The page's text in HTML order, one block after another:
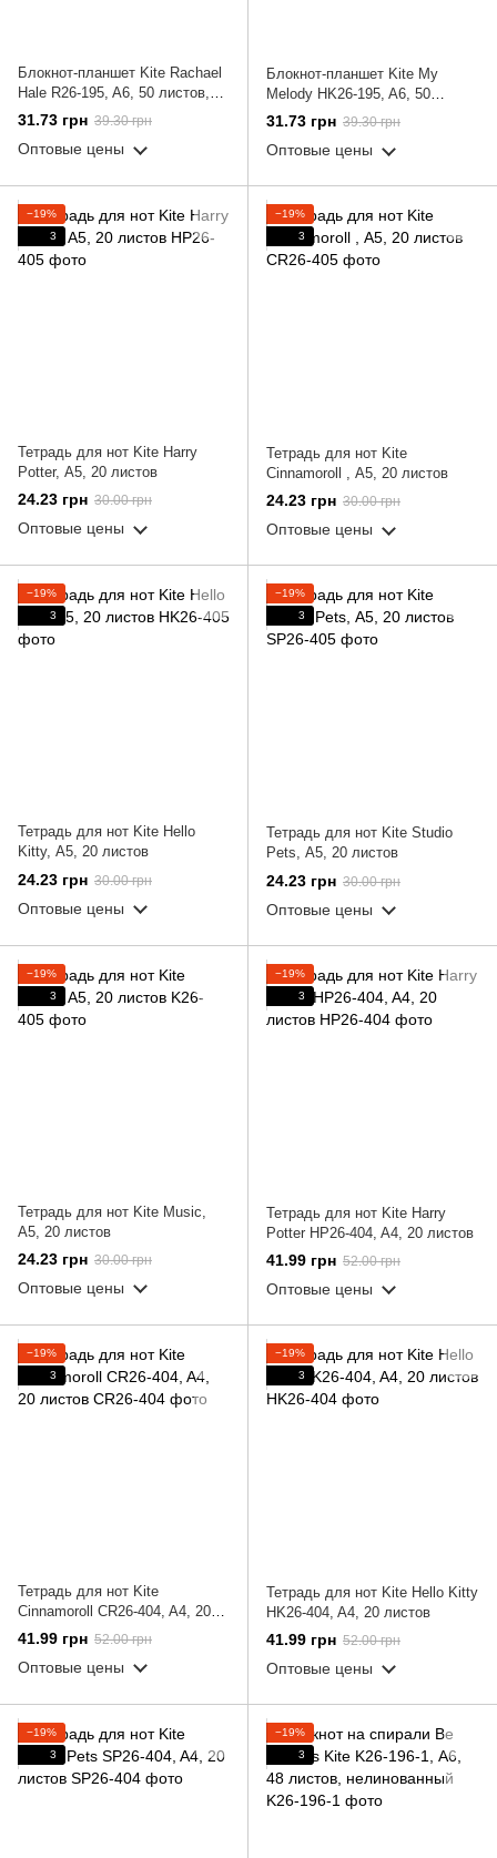
Блокнот-планшет Kite Rachael
Hale R26-195, A6, 50 листов,
нелинованный
31.73 грн 39.30 грн
Оптовые цены
Блокнот-планшет Kite My
Melody HK26-195, A6, 50
листов, нелинованный
31.73 грн 39.30 грн
Оптовые цены
−19%
3
Тетрадь для нот Kite Harry
Potter, А5, 20 листов
24.23 грн 30.00 грн
Оптовые цены
−19%
3
Тетрадь для нот Kite
Cinnamoroll , А5, 20 листов
24.23 грн 30.00 грн
Оптовые цены
−19%
3
Тетрадь для нот Kite Hello
Kitty, А5, 20 листов
24.23 грн 30.00 грн
Оптовые цены
−19%
3
Тетрадь для нот Kite Studio
Pets, А5, 20 листов
24.23 грн 30.00 грн
Оптовые цены
−19%
3
Тетрадь для нот Kite Music,
А5, 20 листов
24.23 грн 30.00 грн
Оптовые цены
−19%
3
Тетрадь для нот Kite Harry
Potter HP26-404, A4, 20 листов
41.99 грн 52.00 грн
Оптовые цены
−19%
3
Тетрадь для нот Kite
Cinnamoroll CR26-404, A4, 20
листов
41.99 грн 52.00 грн
Оптовые цены
−19%
3
Тетрадь для нот Kite Hello Kitty
HK26-404, A4, 20 листов
41.99 грн 52.00 грн
Оптовые цены
−19%
3
−19%
3